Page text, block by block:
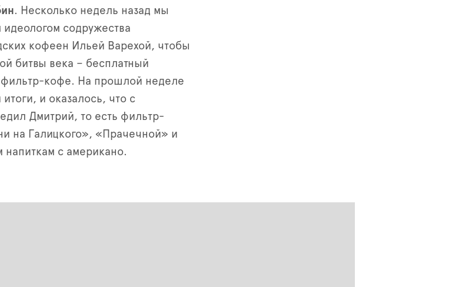
. Несколько недель назад мы
содружества
кофеен Ильей Варехой, чтобы
битвы века – бесплатный
фильтр-кофе. На прошлой неделе
и оказалось, что с
Дмитрий, то есть фильтр-
на Галицкого», «Прачечной» и
с американо.